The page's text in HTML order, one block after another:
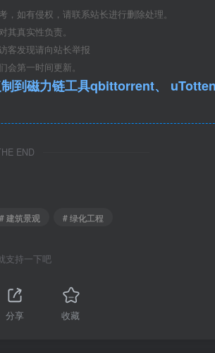
处荒草丛生的滩地，周边村庄散立，
有绿地提出了功能和形象的更高诉求。
联系自然和城市功能区的情感纽带。
底；风浪卷起沙地，搭建自然起伏的地
以江滩自然元素为设计灵感的梦幻家
建筑，形成三大景观片区，塑造IP+沉
动和围合感，难聚人气；景观用地成带状
硬质活动场地，聚集人气；建筑聚合的同
室内外一体化感觉。交通融合：用坡道、
成高低起伏的游园体验。
如有侵权，请联系站长进行删除处理。
真实性负责。
客发现请向站长举报
第一时间更新。
具qbittorrent、 uTottentBitcomet
END
# 建筑景观 # 绿化工程
支持一下吧
分享 收藏